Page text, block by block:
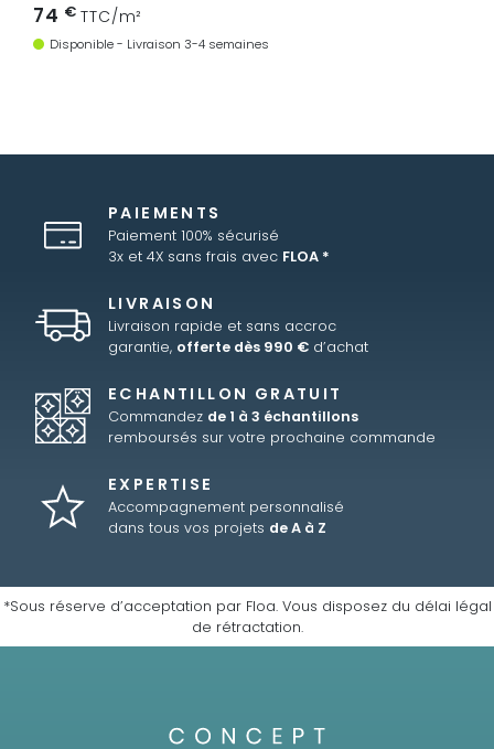
74 € TTC/m²
Disponible - Livraison 3-4 semaines
PAIEMENTS
Paiement 100% sécurisé
3x et 4X sans frais avec FLOA *
LIVRAISON
Livraison rapide et sans accroc
garantie, offerte dès 990 € d’achat
ECHANTILLON GRATUIT
Commandez de 1 à 3 échantillons
remboursés sur votre prochaine commande
EXPERTISE
Accompagnement personnalisé
dans tous vos projets de A à Z
*Sous réserve d’acceptation par Floa. Vous disposez du délai légal
de rétractation.